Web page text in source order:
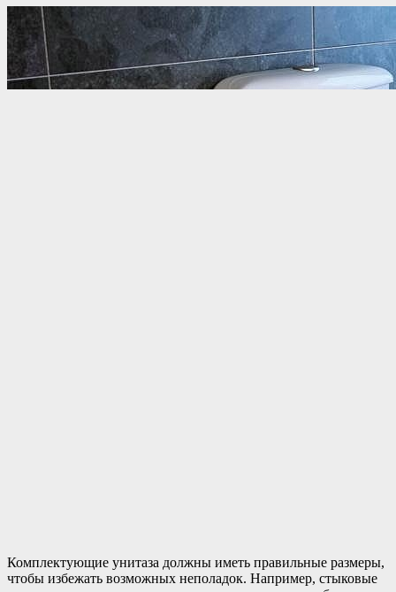
Комплектующие унитаза должны иметь правильные размеры,
чтобы избежать возможных неполадок. Например, стыковые